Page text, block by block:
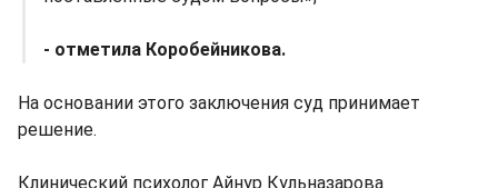
- отметила Коробейникова.
На основании этого заключения суд принимает
решение.
Клинический психолог Айнур Кульназарова